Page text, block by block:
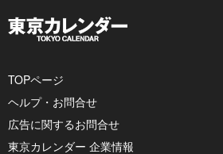
TOPページ
ヘルプ・お問合せ
広告に関するお問合せ
東京カレンダー 企業情報